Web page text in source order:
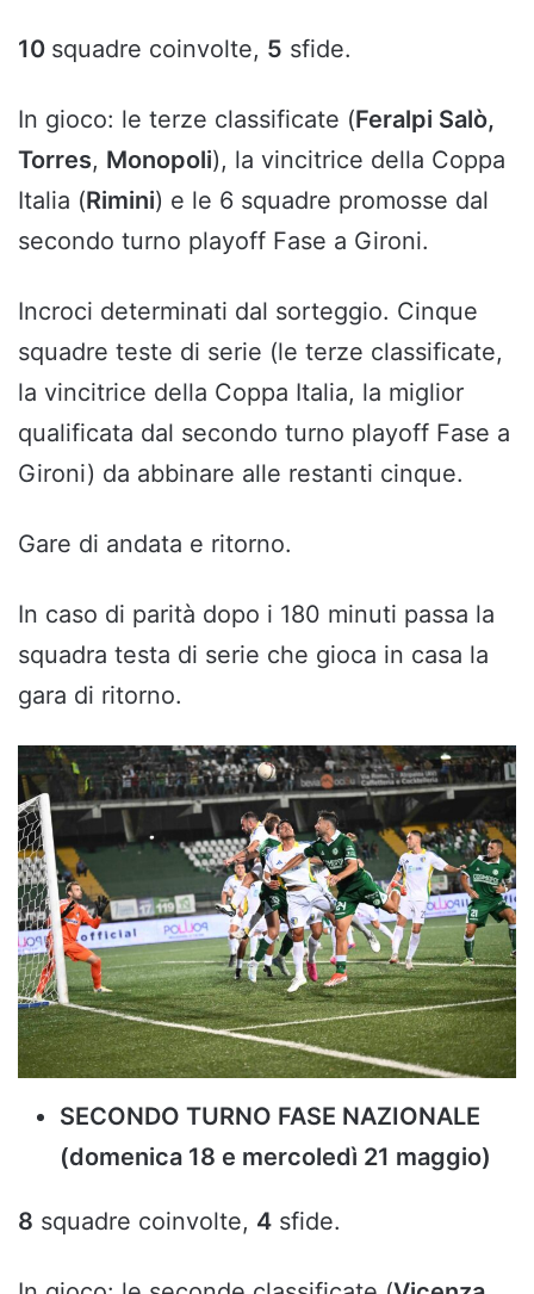
10 squadre coinvolte, 5 sfide.
In gioco: le terze classificate (Feralpi Salò,
Torres, Monopoli), la vincitrice della Coppa
Italia (Rimini) e le 6 squadre promosse dal
secondo turno playoff Fase a Gironi.
Incroci determinati dal sorteggio. Cinque
squadre teste di serie (le terze classificate,
la vincitrice della Coppa Italia, la miglior
qualificata dal secondo turno playoff Fase a
Gironi) da abbinare alle restanti cinque.
Gare di andata e ritorno.
In caso di parità dopo i 180 minuti passa la
squadra testa di serie che gioca in casa la
gara di ritorno.
SECONDO TURNO FASE NAZIONALE
(domenica 18 e mercoledì 21 maggio)
8 squadre coinvolte, 4 sfide.